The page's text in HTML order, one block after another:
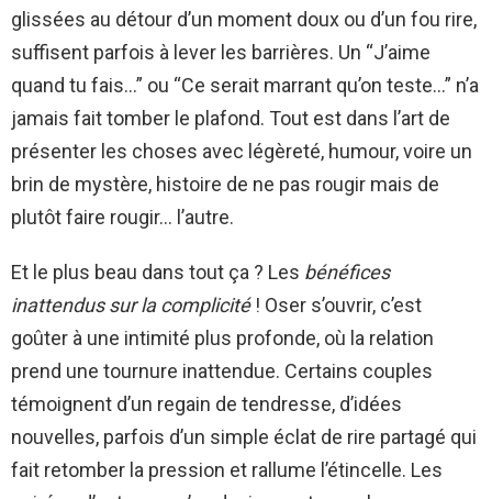
glissées au détour d’un moment doux ou d’un fou rire,
suffisent parfois à lever les barrières. Un “J’aime
quand tu fais…” ou “Ce serait marrant qu’on teste…” n’a
jamais fait tomber le plafond. Tout est dans l’art de
présenter les choses avec légèreté, humour, voire un
brin de mystère, histoire de ne pas rougir mais de
plutôt faire rougir… l’autre.
Et le plus beau dans tout ça ? Les bénéfices
inattendus sur la complicité! Oser s’ouvrir, c’est
goûter à une intimité plus profonde, où la relation
prend une tournure inattendue. Certains couples
témoignent d’un regain de tendresse, d’idées
nouvelles, parfois d’un simple éclat de rire partagé qui
fait retomber la pression et rallume l’étincelle. Les